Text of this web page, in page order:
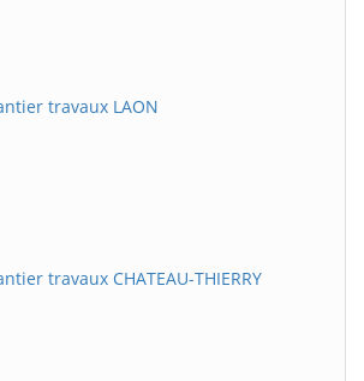
travaux LAON
travaux CHATEAU-THIERRY